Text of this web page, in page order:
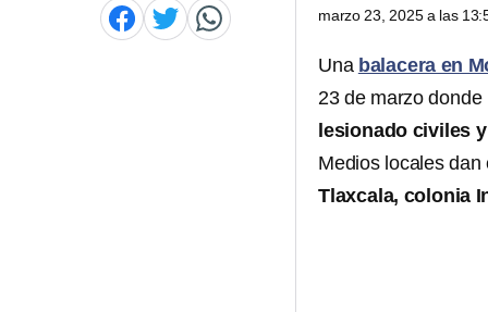
marzo 23, 2025 a las
Una balacera en
23 de marzo
lesionado civiles
Medios locales
Tlaxcala, colonia